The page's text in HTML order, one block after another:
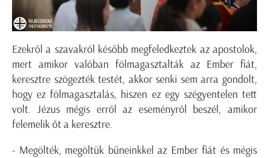
Ezekről a szavakról később megfeledkeztek az apostolok,
mert amikor valóban fölmagasztalták az Ember fiát,
keresztre szögezték testét, akkor senki sem arra gondolt,
hogy ez fölmagasztalás, hiszen ez egy szégyentelen tett
volt. Jézus mégis erről az eseményről beszél, amikor
felemelik őt a keresztre.
- Megölték, megöltük bűneinkkel az Ember fiát és mégis